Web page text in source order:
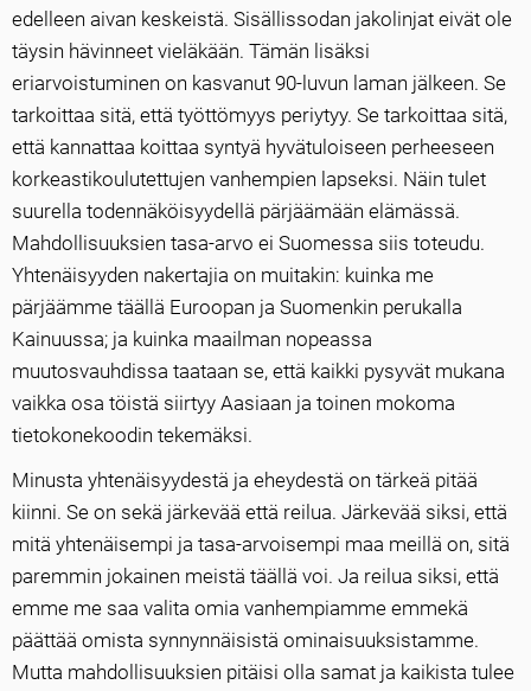
edelleen aivan keskeistä. Sisällissodan jakolinjat eivät ole
täysin hävinneet vieläkään. Tämän lisäksi
eriarvoistuminen on kasvanut 90-luvun laman jälkeen. Se
tarkoittaa sitä, että työttömyys periytyy. Se tarkoittaa sitä,
että kannattaa koittaa syntyä hyvätuloiseen perheeseen
korkeastikoulutettujen vanhempien lapseksi. Näin tulet
suurella todennäköisyydellä pärjäämään elämässä.
Mahdollisuuksien tasa-arvo ei Suomessa siis toteudu.
Yhtenäisyyden nakertajia on muitakin: kuinka me
pärjäämme täällä Euroopan ja Suomenkin perukalla
Kainuussa; ja kuinka maailman nopeassa
muutosvauhdissa taataan se, että kaikki pysyvät mukana
vaikka osa töistä siirtyy Aasiaan ja toinen mokoma
tietokonekoodin tekemäksi.
Minusta yhtenäisyydestä ja eheydestä on tärkeä pitää
kiinni. Se on sekä järkevää että reilua. Järkevää siksi, että
mitä yhtenäisempi ja tasa-arvoisempi maa meillä on, sitä
paremmin jokainen meistä täällä voi. Ja reilua siksi, että
emme me saa valita omia vanhempiamme emmekä
päättää omista synnynnäisistä ominaisuuksistamme.
Mutta mahdollisuuksien pitäisi olla samat ja kaikista tulee